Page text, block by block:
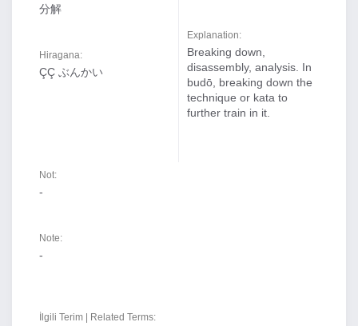
分解
Hiragana:
ÇÇ ぶんかい
Explanation:
Breaking down,
disassembly, analysis. In
budō, breaking down the
technique or kata to
further train in it.
Not:
-
Note:
-
İlgili Terim | Related Terms: